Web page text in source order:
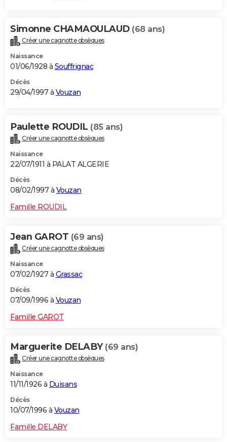
Simonne CHAMAOULAUD (68 ans)
Créer une cagnotte obsèques
Naissance
01/06/1928 à Souffrignac
Décès
29/04/1997 à Vouzan
Paulette ROUDIL (85 ans)
Créer une cagnotte obsèques
Naissance
22/07/1911 à PALAT ALGERIE
Décès
08/02/1997 à Vouzan
Famille ROUDIL
Jean GAROT (69 ans)
Créer une cagnotte obsèques
Naissance
07/02/1927 à Grassac
Décès
07/09/1996 à Vouzan
Famille GAROT
Marguerite DELABY (69 ans)
Créer une cagnotte obsèques
Naissance
11/11/1926 à Duisans
Décès
10/07/1996 à Vouzan
Famille DELABY